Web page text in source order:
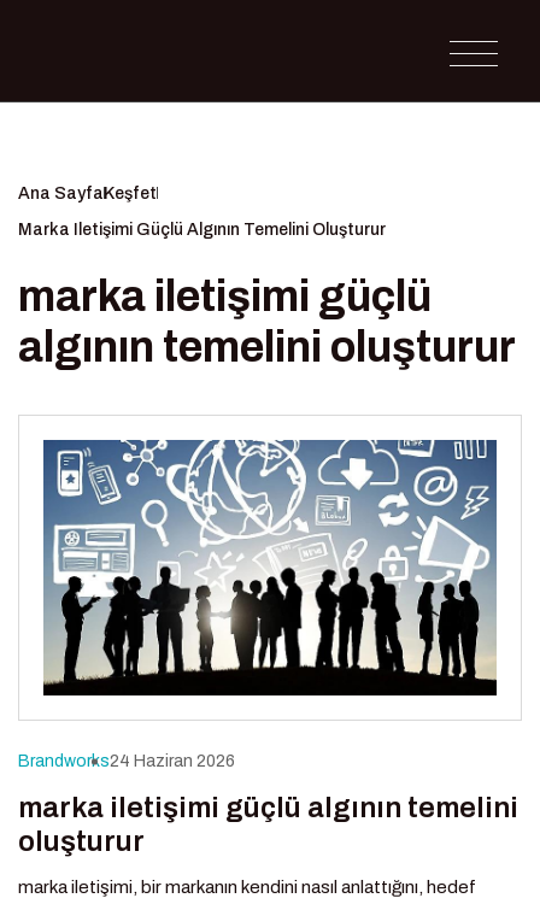
Ana Sayfa Keşfet
Marka Iletişimi Güçlü Algının Temelini Oluşturur
marka iletişimi güçlü
algının temelini oluşturur
Brandworks24 Haziran 2026
marka iletişimi güçlü algının temelini
oluşturur
marka iletişimi, bir markanın kendini nasıl anlattığını, hedef